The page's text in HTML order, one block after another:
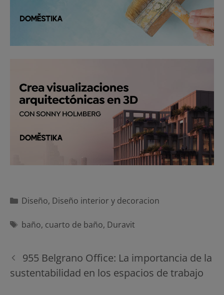
Categorías
Diseño, Diseño interior y decoracion
Etiquetas
baño, cuarto de baño, Duravit
Navegación
entradas
955 Belgrano Office: La importancia de la
sustentabilidad en los espacios de trabajo